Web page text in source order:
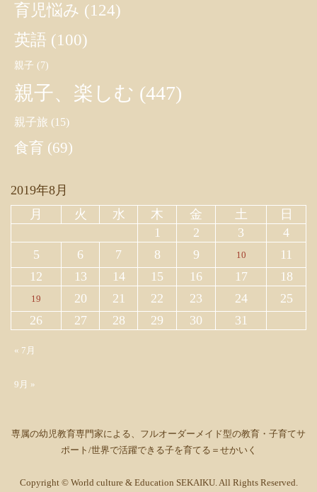
育児悩み (124)
英語 (100)
親子 (7)
親子、楽しむ (447)
親子旅 (15)
食育 (69)
2019年8月
月
火 水 木 金 土
日
1
2 3
4
5
6 7 8 9 10
11
12
13 14 15 16 17 18
19 20 21 22 23 24
25
26
27 28 29 30 31
« 7月
9月 »
専属の幼児教育専門家による、フルオーダーメイド型の教育・子育てサ
ポート/世界で活躍できる子を育てる＝せかいく
Copyright © World culture & Education SEKAIKU. All Rights Reserved.